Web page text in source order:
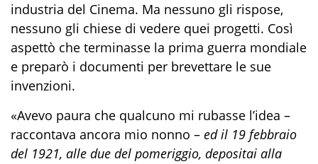
industria del Cinema. Ma nessuno gli rispose,
nessuno gli chiese di vedere quei progetti. Così
aspettò che terminasse la prima guerra mondiale
e preparò i documenti per brevettare le sue
invenzioni.
«Avevo paura che qualcuno mi rubasse l’idea –
raccontava ancora mio nonno – ed il 19 febbraio
del 1921, alle due del pomeriggio, depositai alla